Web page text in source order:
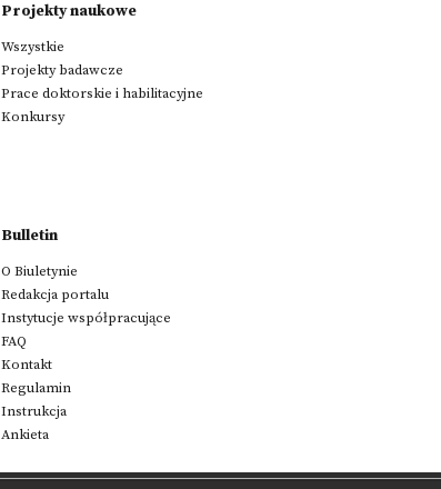
Projekty naukowe
Wszystkie
Projekty badawcze
Prace doktorskie i habilitacyjne
Konkursy
Bulletin
O Biuletynie
Redakcja portalu
Instytucje współpracujące
FAQ
Kontakt
Regulamin
Instrukcja
Ankieta